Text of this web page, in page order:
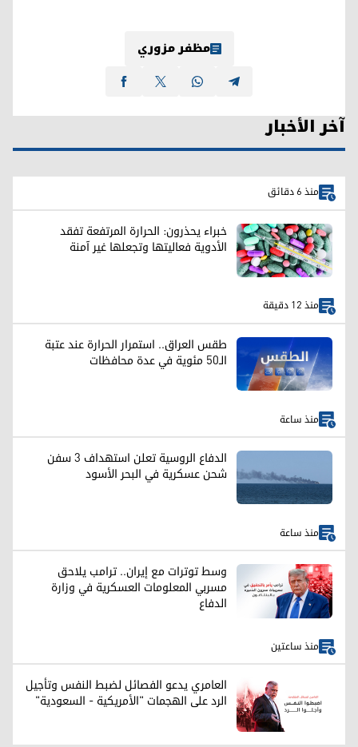
مظفر مزوري
آخر الأخبار
منذ 6 دقائق
خبراء يحذرون: الحرارة المرتفعة تفقد
الأدوية فعاليتها وتجعلها غير آمنة
منذ 12 دقيقة
طقس العراق.. استمرار الحرارة عند عتبة
الـ50 مئوية في عدة محافظات
منذ ساعة
الدفاع الروسية تعلن استهداف 3 سفن
شحن عسكرية في البحر الأسود
منذ ساعة
وسط توترات مع إيران.. ترامب يلاحق
مسربي المعلومات العسكرية في وزارة
الدفاع
منذ ساعتين
العامري يدعو الفصائل لضبط النفس وتأجيل
الرد على الهجمات "الأمريكية - السعودية"